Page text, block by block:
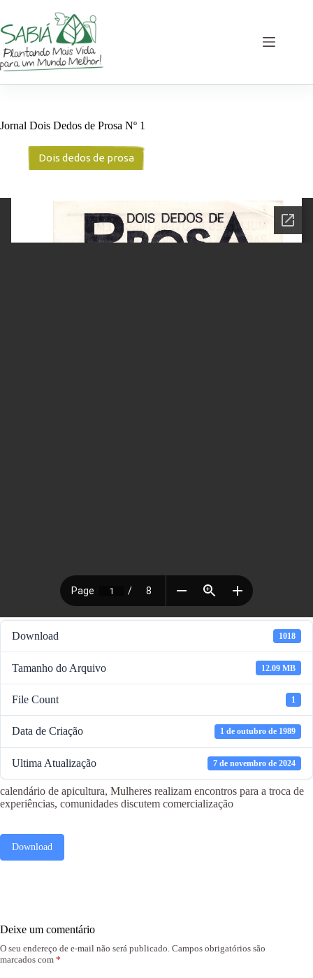
o
conteúdo
Jornal Dois Dedos de Prosa Nº 1
Dois dedos de prosa
Download 1018
Tamanho do Arquivo 12.09 MB
File Count 1
Data de Criação 1 de outubro de 1989
Ultima Atualização 7 de novembro de 2024
calendário de apicultura, Mulheres realizam encontros para a troca de
experiências, comunidades discutem comercialização
Download
Deixe um comentário
O seu endereço de e-mail não será publicado. Campos obrigatórios são
marcados com *